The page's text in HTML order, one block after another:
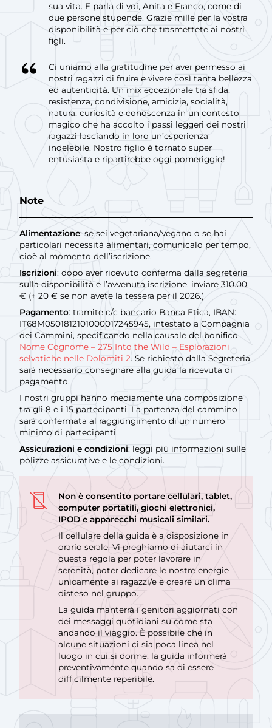
sua vita. E parla di voi, Anita e Franco, come di
due persone stupende. Grazie mille per la vostra
disponibilità e per ciò che trasmettete ai nostri
figli.
Ci uniamo alla gratitudine per aver permesso ai
nostri ragazzi di fruire e vivere così tanta bellezza
ed autenticità. Un mix eccezionale tra sfida,
resistenza, condivisione, amicizia, socialità,
natura, curiosità e conoscenza in un contesto
magico che ha accolto i passi leggeri dei nostri
ragazzi lasciando in loro un’esperienza
indelebile. Nostro figlio è tornato super
entusiasta e ripartirebbe oggi pomeriggio!
Note
Alimentazione: se sei vegetariana/vegano o se hai
particolari necessità alimentari, comunicalo per tempo,
cioè al momento dell’iscrizione.
Iscrizioni: dopo aver ricevuto conferma dalla segreteria
sulla disponibilità e l’avvenuta iscrizione, inviare 310.00
€ (+ 20 € se non avete la tessera per il 2026.)
Pagamento: tramite c/c bancario Banca Etica, IBAN:
IT68M0501812101000017245945, intestato a Compagnia
dei Cammini, specificando nella causale del bonifico
Nome Cognome – 275 Into the Wild – Esplorazioni
selvatiche nelle Dolomiti 2. Se richiesto dalla Segreteria,
sarà necessario consegnare alla guida la ricevuta di
pagamento.
I nostri gruppi hanno mediamente una composizione
tra gli 8 e i 15 partecipanti. La partenza del cammino
sarà confermata al raggiungimento di un numero
minimo di partecipanti.
Assicurazioni e condizioni: leggi più informazioni sulle
polizze assicurative e le condizioni.
Non è consentito portare cellulari, tablet,
computer portatili, giochi elettronici,
IPOD e apparecchi musicali similari.
Il cellulare della guida è a disposizione in
orario serale. Vi preghiamo di aiutarci in
questa regola per poter lavorare in
serenità, poter dedicare le nostre energie
unicamente ai ragazzi/e e creare un clima
disteso nel gruppo.
La guida manterrà i genitori aggiornati con
dei messaggi quotidiani su come sta
andando il viaggio. È possibile che in
alcune situazioni ci sia poca linea nel
luogo in cui si dorme: la guida informerà
preventivamente quando sa di essere
difficilmente reperibile.